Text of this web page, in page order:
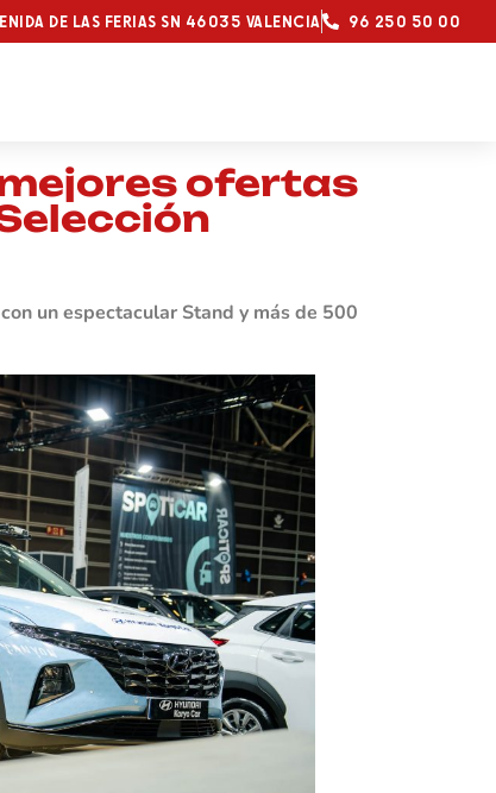
DE LAS FERIAS SN 46035 VALENCIA 96 250 50 00
ofertas
un espectacular Stand y más de 500